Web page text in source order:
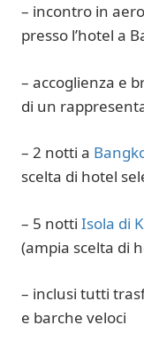
– incontro in
presso l’hotel a
– accoglienza e
di un
– 2 notti a
scelta di hotel
– 5 notti Isola di
(ampia scelta di
– inclusi tutti
e barche veloci